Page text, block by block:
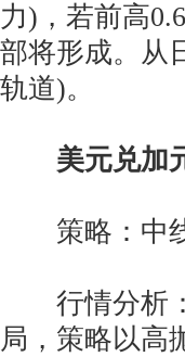
力)，若前高
部将形成。从
轨道)。
美元兑加
策略：中
行情分析：
局，策略以高